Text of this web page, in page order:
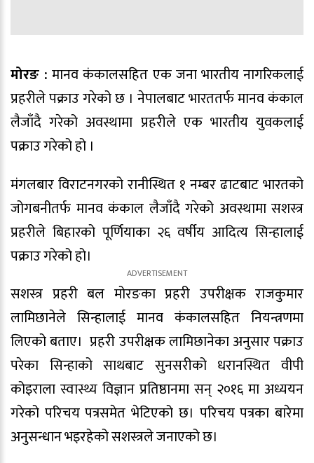
मोरङ : मानव कंकालसहित एक जना भारतीय नागरिकलाई
प्रहरीले पक्राउ गरेको छ । नेपालबाट भारततर्फ मानव कंकाल
लैजाँदै गरेको अवस्थामा प्रहरीले एक भारतीय युवकलाई
पक्राउ गरेको हो ।
मंगलबार विराटनगरको रानीस्थित १ नम्बर ढाटबाट भारतको
जोगबनीतर्फ मानव कंकाल लैजाँदै गरेको अवस्थामा सशस्त्र
प्रहरीले बिहारको पूर्णियाका २६ वर्षीय आदित्य सिन्हालाई
पक्राउ गरेको हो।
सशस्त्र प्रहरी बल मोरङका प्रहरी उपरीक्षक राजकुमार
लामिछानेले सिन्हालाई मानव कंकालसहित नियन्त्रणमा
लिएको बताए। प्रहरी उपरीक्षक लामिछानेका अनुसार पक्राउ
परेका सिन्हाको साथबाट सुनसरीको धरानस्थित वीपी
कोइराला स्वास्थ्य विज्ञान प्रतिष्ठानमा सन् २०१६ मा अध्ययन
गरेको परिचय पत्रसमेत भेटिएको छ। परिचय पत्रका बारेमा
अनुसन्धान भइरहेको सशस्त्रले जनाएको छ।